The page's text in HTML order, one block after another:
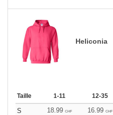
Heliconia
Taille 1-11 12-35
S 18.99 CHF 16.99 CHF